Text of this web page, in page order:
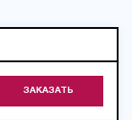
ЗАКАЗАТЬ